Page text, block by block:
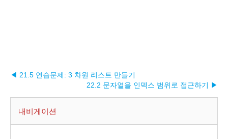
◀ 21.5 연습문제: 3 차원 리스트 만들기
22.2 문자열을 인덱스 범위로 접근하기 ▶︎
내비게이션